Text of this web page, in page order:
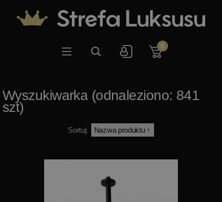
0
Wyszukiwarka (odnaleziono: 841
szt)
Sortuj: